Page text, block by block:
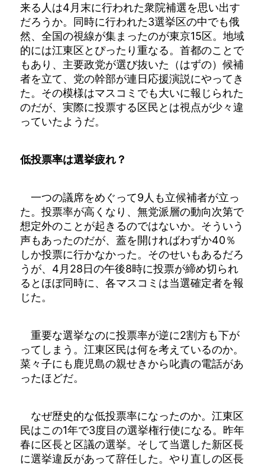
来る人は4月末に行われた衆院補選を思い出す
だろうか。同時に行われた3選挙区の中でも俄
然、全国の視線が集まったのが東京15区。地域
的には江東区とぴったり重なる。首都のことで
もあり、主要政党が選び抜いた（はずの）候補
者を立て、党の幹部が連日応援演説にやってき
た。その模様はマスコミでも大いに報じられた
のだが、実際に投票する区民とは視点が少々違
っていたようだ。
低投票率は選挙疲れ？
一つの議席をめぐって9人も立候補者が立っ
た。投票率が高くなり、無党派層の動向次第で
想定外のことが起きるのではないか。そういう
声もあったのだが、蓋を開ければわずか40％
しか投票に行かなかった。そのせいもあるだろ
うが、4月28日の午後8時に投票が締め切られ
るとほぼ同時に、各マスコミは当選確定者を報
じた。
重要な選挙なのに投票率が逆に2割方も下が
ってしまう。江東区民は何を考えているのか。
菜々子にも鹿児島の親せきから叱責の電話があ
ったほどだ。
なぜ歴史的な低投票率になったのか。江東区
民はこの1年で3度目の選挙権行使になる。昨年
春に区長と区議の選挙。そして当選した新区長
に選挙違反があって辞任した。やり直しの区長